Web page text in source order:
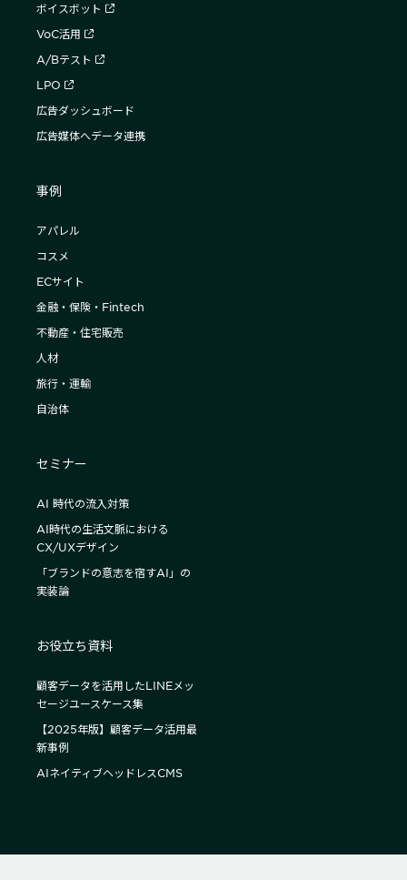
ボイスボット
VoC活用
A/Bテスト
LPO
広告ダッシュボード
広告媒体へデータ連携
事例
アパレル
コスメ
ECサイト
金融・保険・Fintech
不動産・住宅販売
人材
旅行・運輸
自治体
セミナー
AI 時代の流入対策
AI時代の生活文脈における
CX/UXデザイン
「ブランドの意志を宿すAI」の
実装論
お役立ち資料
顧客データを活用したLINEメッ
セージユースケース集
【2025年版】顧客データ活用最
新事例
AIネイティブヘッドレスCMS